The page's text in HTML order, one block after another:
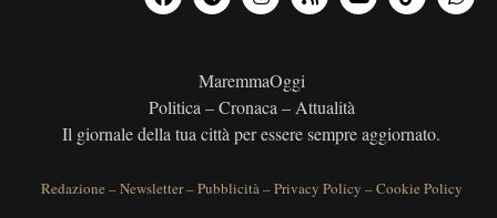
MaremmaOggi
Politica – Cronaca – Attualità
Il giornale della tua città per essere sempre aggiornato.
Redazione –Newsletter–Pubblicità–Privacy Policy –Cookie Policy